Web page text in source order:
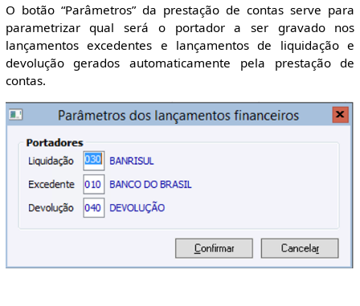
O botão “Parâmetros” da prestação de contas serve para
parametrizar qual será o portador a ser gravado nos
lançamentos excedentes e lançamentos de liquidação e
devolução gerados automaticamente pela prestação de
contas.